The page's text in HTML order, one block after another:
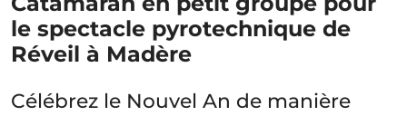
le spectacle pyrotechnique de
Réveil à Madère
Célébrez le Nouvel An de manière